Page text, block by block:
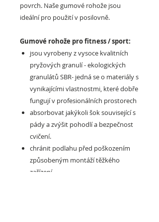
povrch. Naše gumové rohože jsou
ideální pro použití v posilovně.
Gumové rohože pro fitness / sport:
jsou vyrobeny z vysoce kvalitních
pryžových granulí - ekologických
granulátů SBR- jedná se o materiály s
vynikajícími vlastnostmi, které dobře
fungují v profesionálních prostorech
absorbovat jakýkoli šok související s
pády a zvýšit pohodlí a bezpečnost
cvičení.
chránit podlahu před poškozením
způsobeným montáží těžkého
zařízení